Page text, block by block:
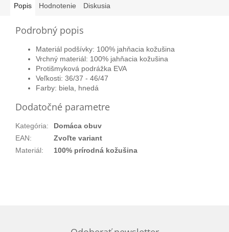
Popis Hodnotenie Diskusia
Podrobný popis
Materiál podšívky: 100% jahňacia kožušina
Vrchný materiál: 100% jahňacia kožušina
Protišmyková podrážka EVA
Veľkosti: 36/37 - 46/47
Farby: biela, hnedá
Dodatočné parametre
Kategória:
Domáca obuv
EAN:
Zvoľte variant
Materiál: 100% prírodná kožušina